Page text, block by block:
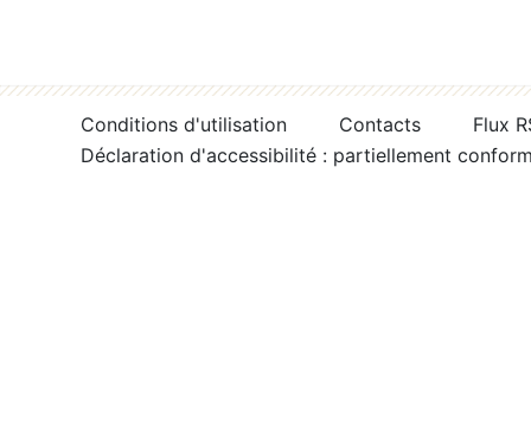
Conditions d'utilisation Contacts
Flux
Déclaration d'accessibilité : partiellement